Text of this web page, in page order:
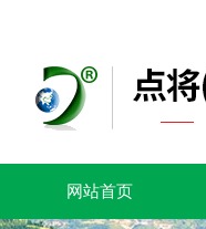
网站首页